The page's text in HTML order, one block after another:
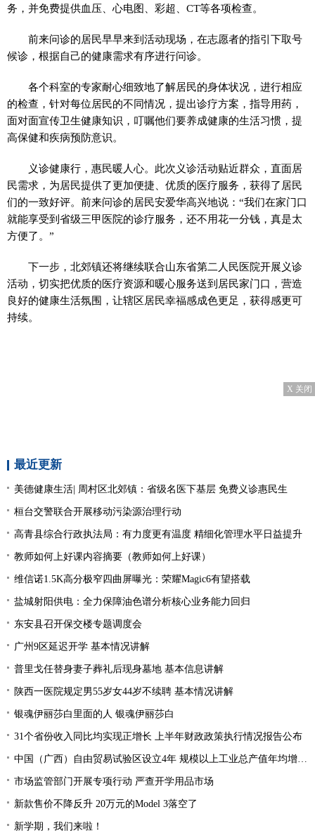
务，并免费提供血压、心电图、彩超、CT等各项检查。
前来问诊的居民早早来到活动现场，在志愿者的指引下取号
候诊，根据自己的健康需求有序进行问诊。
各个科室的专家耐心细致地了解居民的身体状况，进行相应
的检查，针对每位居民的不同情况，提出诊疗方案，指导用药，
面对面宣传卫生健康知识，叮嘱他们要养成健康的生活习惯，提
高保健和疾病预防意识。
义诊健康行，惠民暖人心。此次义诊活动贴近群众，直面居
民需求，为居民提供了更加便捷、优质的医疗服务，获得了居民
们的一致好评。前来问诊的居民安爱华高兴地说：“我们在家门口
就能享受到省级三甲医院的诊疗服务，还不用花一分钱，真是太
方便了。”
下一步，北郊镇还将继续联合山东省第二人民医院开展义诊
活动，切实把优质的医疗资源和暖心服务送到居民家门口，营造
良好的健康生活氛围，让辖区居民幸福感成色更足，获得感更可
持续。
X 关闭
最近更新
美德健康生活| 周村区北郊镇：省级名医下基层 免费义诊惠民生
桓台交警联合开展移动污染源治理行动
高青县综合行政执法局：有力度更有温度 精细化管理水平日益提升
教师如何上好课内容摘要（教师如何上好课）
维信诺1.5K高分极窄四曲屏曝光：荣耀Magic6有望搭载
盐城射阳供电：全力保障油色谱分析核心业务能力回归
东安县召开保交楼专题调度会
广州9区延迟开学 基本情况讲解
普里戈任替身妻子葬礼后现身墓地 基本信息讲解
陕西一医院规定男55岁女44岁不续聘 基本情况讲解
银魂伊丽莎白里面的人 银魂伊丽莎白
31个省份收入同比均实现正增长 上半年财政政策执行情况报告公布
中国（广西）自由贸易试验区设立4年 规模以上工业总产值年均增长34.2%
市场监管部门开展专项行动 严查开学用品市场
新款售价不降反升 20万元的Model 3落空了
新学期，我们来啦！